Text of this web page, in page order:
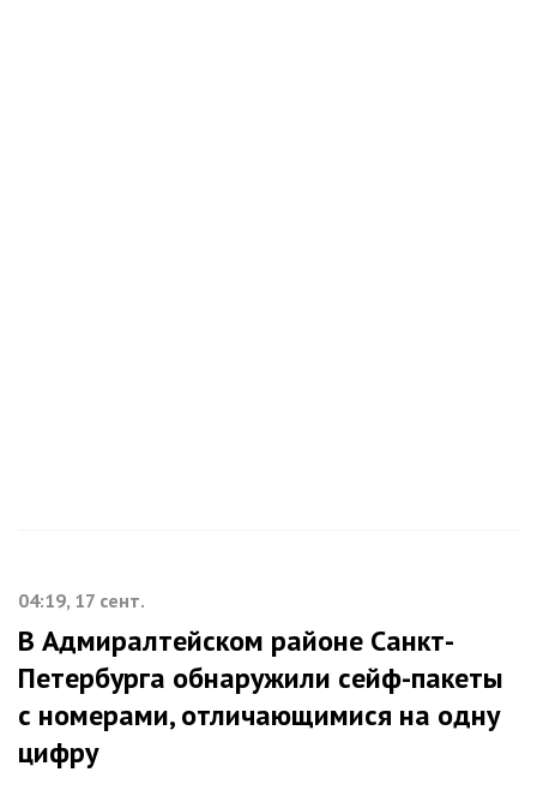
04:19, 17 сент.
В Адмиралтейском районе Санкт-
Петербурга обнаружили сейф-пакеты
с номерами, отличающимися на одну
цифру